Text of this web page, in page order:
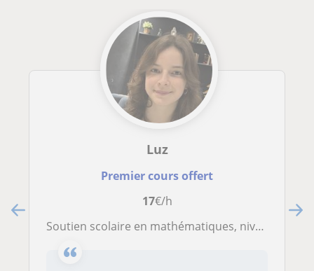
Luz
Premier cours offert
17€/h
Soutien scolaire en mathématiques, niveau primaire ou secondaire, par une étudiante en première année de médecine vétérinaire